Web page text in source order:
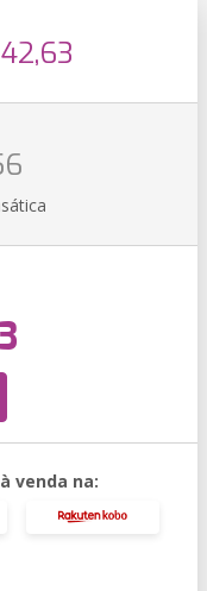
venda na: